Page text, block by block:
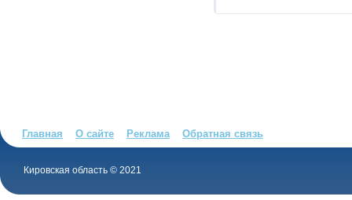
Главная О сайте Реклама Обратная связь
Кировская область © 2021